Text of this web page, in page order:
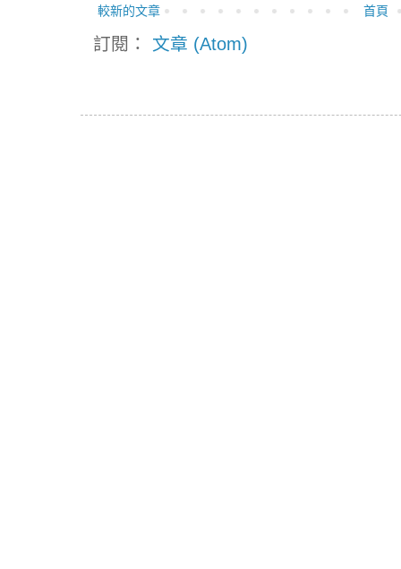
較新的文章 首頁
訂閱： 文章 (Atom)